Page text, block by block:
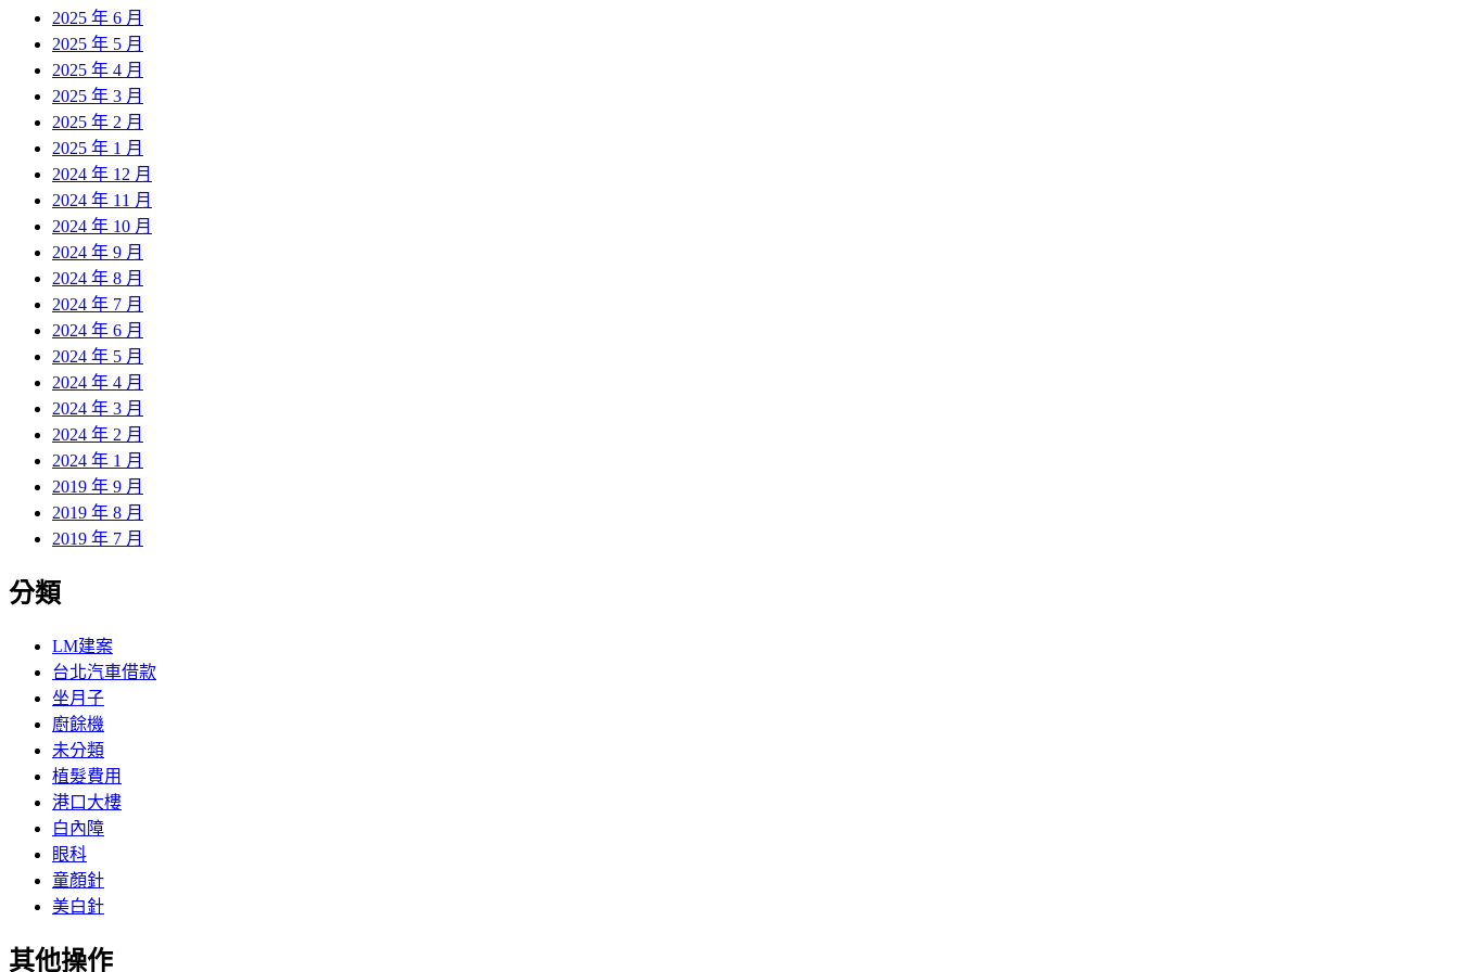
2025 年 6 月
2025 年 5 月
2025 年 4 月
2025 年 3 月
2025 年 2 月
2025 年 1 月
2024 年 12 月
2024 年 11 月
2024 年 10 月
2024 年 9 月
2024 年 8 月
2024 年 7 月
2024 年 6 月
2024 年 5 月
2024 年 4 月
2024 年 3 月
2024 年 2 月
2024 年 1 月
2019 年 9 月
2019 年 8 月
2019 年 7 月
分類
LM建案
台北汽車借款
坐月子
廚餘機
未分類
植髮費用
港口大樓
白內障
眼科
童顏針
美白針
其他操作